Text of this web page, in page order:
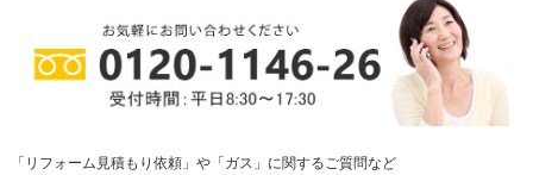
「リフォーム見積もり依頼」や「ガス」に関するご質問など